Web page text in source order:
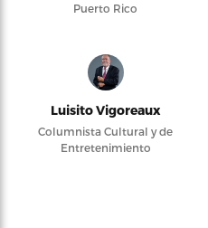
Puerto Rico
Luisito Vigoreaux
Columnista Cultural y de
Entretenimiento